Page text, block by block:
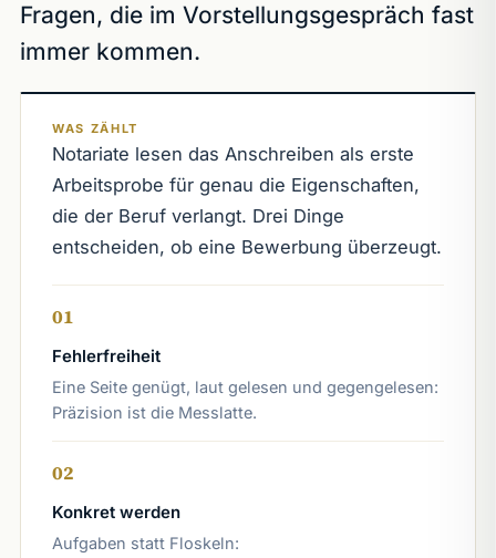
Fragen, die im Vorstellungsgespräch fast
immer kommen.
WAS ZÄHLT
Notariate lesen das Anschreiben als erste
Arbeitsprobe für genau die Eigenschaften,
die der Beruf verlangt. Drei Dinge
entscheiden, ob eine Bewerbung überzeugt.
01
Fehlerfreiheit
Eine Seite genügt, laut gelesen und gegengelesen:
Präzision ist die Messlatte.
02
Konkret werden
Aufgaben statt Floskeln: